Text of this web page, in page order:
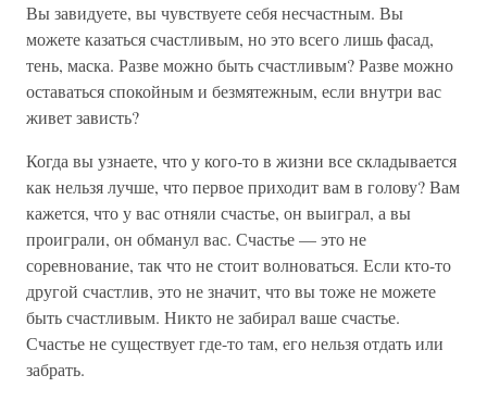
Вы завидуете, вы чувствуете себя несчастным. Вы
можете казаться счастливым, но это всего лишь фасад,
тень, маска. Разве можно быть счастливым? Разве можно
оставаться спокойным и безмятежным, если внутри вас
живет зависть?
Когда вы узнаете, что у кого-то в жизни все складывается
как нельзя лучше, что первое приходит вам в голову? Вам
кажется, что у вас отняли счастье, он выиграл, а вы
проиграли, он обманул вас. Счастье — это не
соревнование, так что не стоит волноваться. Если кто-то
другой счастлив, это не значит, что вы тоже не можете
быть счастливым. Никто не забирал ваше счастье.
Счастье не существует где-то там, его нельзя отдать или
забрать.